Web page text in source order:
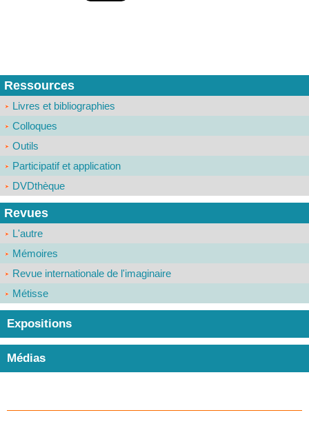
Ressources
Livres et bibliographies
Colloques
Outils
Participatif et application
DVDthèque
Revues
L'autre
Mémoires
Revue internationale de l'imaginaire
Métisse
Expositions
Médias